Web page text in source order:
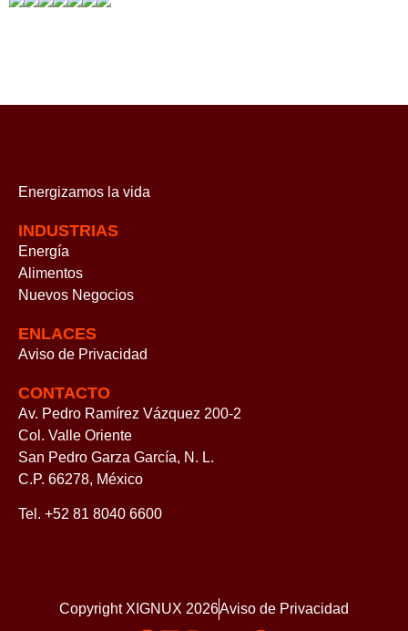
Energizamos la vida
INDUSTRIAS
Energía
Alimentos
Nuevos Negocios
ENLACES
Aviso de Privacidad
CONTACTO
Av. Pedro Ramírez Vázquez 200-2
Col. Valle Oriente
San Pedro Garza García, N. L.
C.P. 66278, México
Tel. +52 81 8040 6600
Copyright XIGNUX 2026Aviso de Privacidad